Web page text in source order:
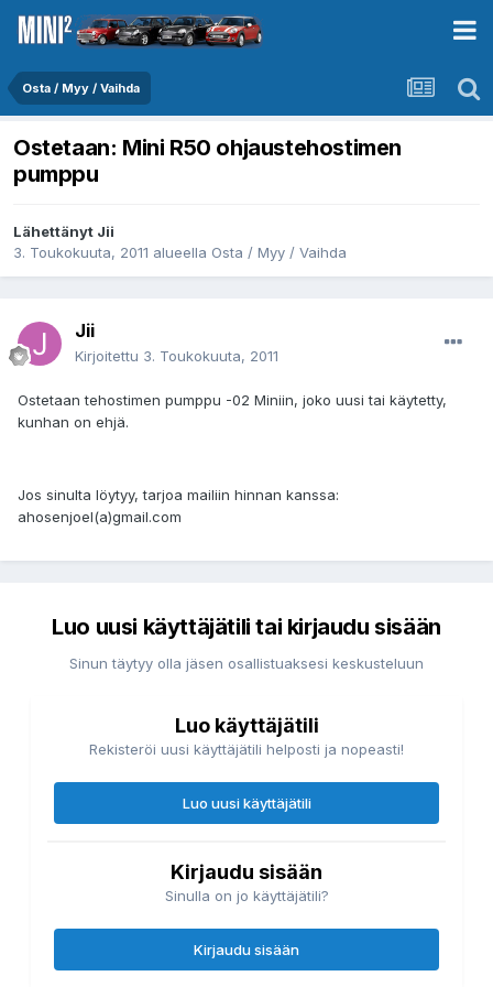
Osta / Myy / Vaihda
Ostetaan: Mini R50 ohjaustehostimen
pumppu
Lähettänyt Jii
3. Toukokuuta, 2011 alueella Osta / Myy / Vaihda
Jii
Kirjoitettu 3. Toukokuuta, 2011
Ostetaan tehostimen pumppu -02 Miniin, joko uusi tai käytetty,
kunhan on ehjä.
Jos sinulta löytyy, tarjoa mailiin hinnan kanssa:
ahosenjoel(a)gmail.com
Luo uusi käyttäjätili tai kirjaudu sisään
Sinun täytyy olla jäsen osallistuaksesi keskusteluun
Luo käyttäjätili
Rekisteröi uusi käyttäjätili helposti ja nopeasti!
Luo uusi käyttäjätili
Kirjaudu sisään
Sinulla on jo käyttäjätili?
Kirjaudu sisään